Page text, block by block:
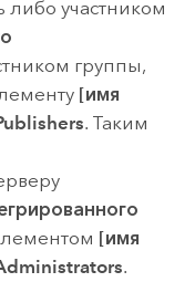
либо участником
группы,
[имя
. Таким
[имя
.